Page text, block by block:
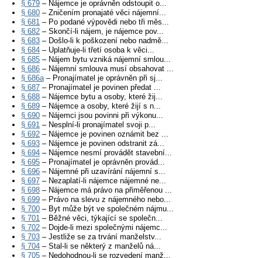
§ 679 – Nájemce je oprávněn odstoupit o...
§ 680 – Zničením pronajaté věci nájemní...
§ 681 – Po podané výpovědi nebo tři měs...
§ 682 – Skončí-li nájem, je nájemce pov...
§ 683 – Došlo-li k poškození nebo nadmě...
§ 684 – Uplatňuje-li třetí osoba k věci...
§ 685 – Nájem bytu vzniká nájemní smlou...
§ 686 – Nájemní smlouva musí obsahovat ...
§ 686a– Pronajímatel je oprávněn při sj...
§ 687 – Pronajímatel je povinen předat ...
§ 688 – Nájemce bytu a osoby, které žij...
§ 689 – Nájemce a osoby, které žijí s n...
§ 690 – Nájemci jsou povinni při výkonu...
§ 691 – Nesplní-li pronajímatel svoji p...
§ 692 – Nájemce je povinen oznámit bez ...
§ 693 – Nájemce je povinen odstranit zá...
§ 694 – Nájemce nesmí provádět stavební...
§ 695 – Pronajímatel je oprávněn provád...
§ 696 – Nájemné při uzavírání nájemní s...
§ 697 – Nezaplatí-li nájemce nájemné ne...
§ 698 – Nájemce má právo na přiměřenou ...
§ 699 – Právo na slevu z nájemného nebo...
§ 700 – Byt může být ve společném nájmu...
§ 701 – Běžné věci, týkající se společn...
§ 702 – Dojde-li mezi společnými nájemc...
§ 703 – Jestliže se za trvání manželstv...
§ 704 – Stal-li se některý z manželů ná...
§ 705 – Nedohodnou-li se rozvedení manž...